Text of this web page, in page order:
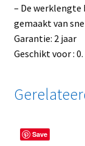
– De
gemaakt van
Garantie: 2 jaar
Geschikt voor : 0.
Save